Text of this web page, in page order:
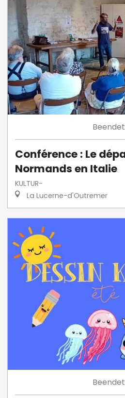
Beendet
Conférence : Le
Normands en Italie
KULTUR-
La Lucerne-d'Outremer
Beendet